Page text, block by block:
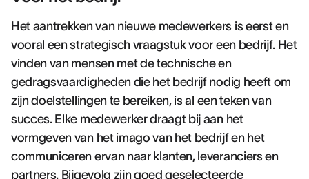
Het aantrekken van nieuwe medewerkers is eerst en
vooral een strategisch vraagstuk voor een bedrijf. Het
vinden van mensen met de technische en
gedragsvaardigheden die het bedrijf nodig heeft om
zijn doelstellingen te bereiken, is al een teken van
succes. Elke medewerker draagt bij aan het
vormgeven van het imago van het bedrijf en het
communiceren ervan naar klanten, leveranciers en
partners. Bijgevolg zijn goed geselecteerde